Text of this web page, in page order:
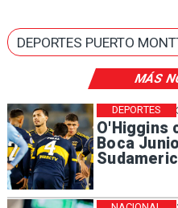
MÁS
O'Higgins
Boca
DEPORTES
DEPORTES PUERTO